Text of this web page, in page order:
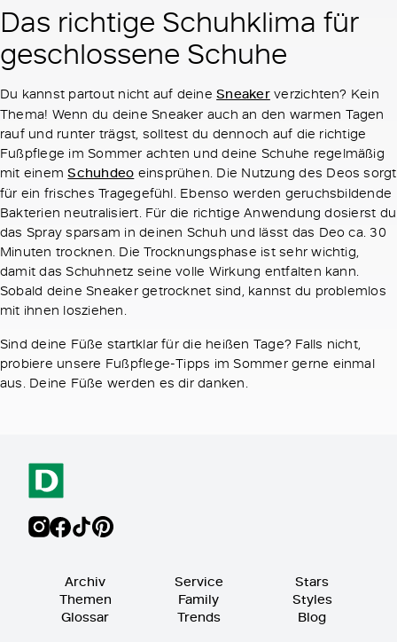
Das richtige Schuhklima für
geschlossene Schuhe
Du kannst partout nicht auf deineSneakerverzichten? Kein
Thema! Wenn du deine Sneaker auch an den warmen Tagen
rauf und runter trägst, solltest du dennoch auf die richtige
Fußpflege im Sommer achten und deine Schuhe regelmäßig
mit einemSchuhdeo einsprühen. Die Nutzung des Deos sorgt
für ein frisches Tragegefühl. Ebenso werden geruchsbildende
Bakterien neutralisiert. Für die richtige Anwendung dosierst du
das Spray sparsam in deinen Schuh und lässt das Deo ca. 30
Minuten trocknen. Die Trocknungsphase ist sehr wichtig,
damit das Schuhnetz seine volle Wirkung entfalten kann.
Sobald deine Sneaker getrocknet sind, kannst du problemlos
mit ihnen losziehen.
Sind deine Füße startklar für die heißen Tage? Falls nicht,
probiere unsere Fußpflege-Tipps im Sommer gerne einmal
aus. Deine Füße werden es dir danken.
Archiv
Themen
Glossar
Service
Family
Trends
Stars
Styles
Blog